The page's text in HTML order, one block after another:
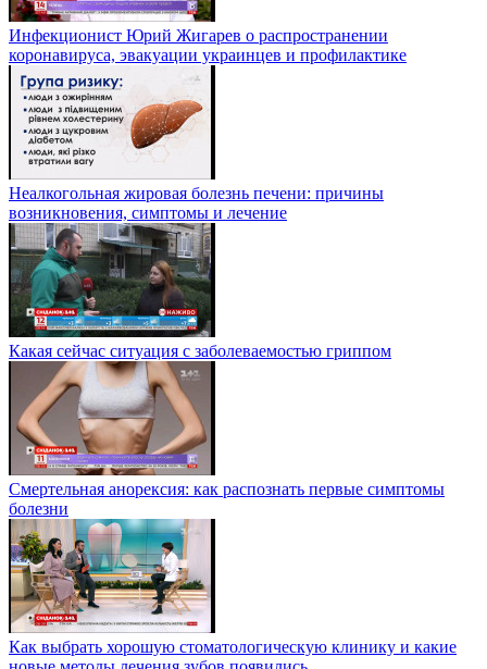
Инфекционист Юрий Жигарев о распространении
коронавируса, эвакуации украинцев и профилактике
Неалкогольная жировая болезнь печени: причины
возникновения, симптомы и лечение
Какая сейчас ситуация с заболеваемостью гриппом
Смертельная анорексия: как распознать первые симптомы
болезни
Как выбрать хорошую стоматологическую клинику и какие